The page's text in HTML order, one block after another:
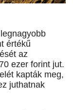
értékű
az
ezer forint jut.
kapták meg,
juthatnak